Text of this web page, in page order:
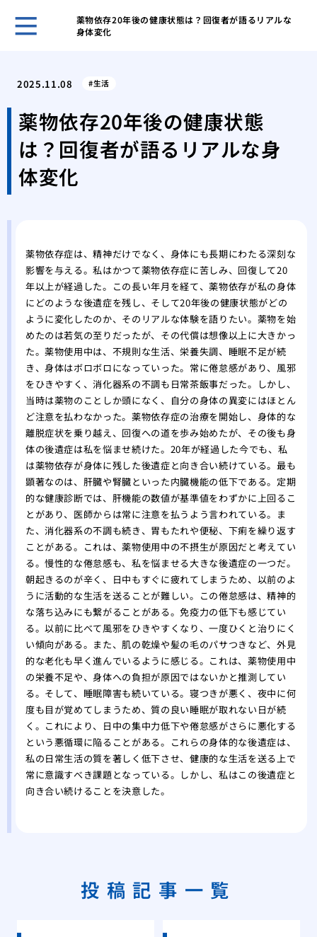
薬物依存20年後の健康状態は？回復者が語るリアルな
身体変化
耳
父
り
た。
2025.11.08 生活
薬物依存20年後の健康状態
は？回復者が語るリアルな身
体変化
薬物依存症は、精神だけでなく、身体にも長期にわたる深刻な
影響を与える。私はかつて薬物依存症に苦しみ、回復して20
年以上が経過した。この長い年月を経て、薬物依存が私の身体
にどのような後遺症を残し、そして20年後の健康状態がどの
ように変化したのか、そのリアルな体験を語りたい。薬物を始
めたのは若気の至りだったが、その代償は想像以上に大きかっ
た。薬物使用中は、不規則な生活、栄養失調、睡眠不足が続
き、身体はボロボロになっていった。常に倦怠感があり、風邪
をひきやすく、消化器系の不調も日常茶飯事だった。しかし、
当時は薬物のことしか頭になく、自分の身体の異変にはほとん
ど注意を払わなかった。薬物依存症の治療を開始し、身体的な
離脱症状を乗り越え、回復への道を歩み始めたが、その後も身
体の後遺症は私を悩ませ続けた。20年が経過した今でも、私
は薬物依存が身体に残した後遺症と向き合い続けている。最も
顕著なのは、肝臓や腎臓といった内臓機能の低下である。定期
的な健康診断では、肝機能の数値が基準値をわずかに上回るこ
とがあり、医師からは常に注意を払うよう言われている。ま
た、消化器系の不調も続き、胃もたれや便秘、下痢を繰り返す
ことがある。これは、薬物使用中の不摂生が原因だと考えてい
る。慢性的な倦怠感も、私を悩ませる大きな後遺症の一つだ。
朝起きるのが辛く、日中もすぐに疲れてしまうため、以前のよ
うに活動的な生活を送ることが難しい。この倦怠感は、精神的
な落ち込みにも繋がることがある。免疫力の低下も感じてい
る。以前に比べて風邪をひきやすくなり、一度ひくと治りにく
い傾向がある。また、肌の乾燥や髪の毛のパサつきなど、外見
的な老化も早く進んでいるように感じる。これは、薬物使用中
の栄養不足や、身体への負担が原因ではないかと推測してい
る。そして、睡眠障害も続いている。寝つきが悪く、夜中に何
度も目が覚めてしまうため、質の良い睡眠が取れない日が続
く。これにより、日中の集中力低下や倦怠感がさらに悪化する
という悪循環に陥ることがある。これらの身体的な後遺症は、
私の日常生活の質を著しく低下させ、健康的な生活を送る上で
常に意識すべき課題となっている。しかし、私はこの後遺症と
向き合い続けることを決意した。
投稿記事一覧